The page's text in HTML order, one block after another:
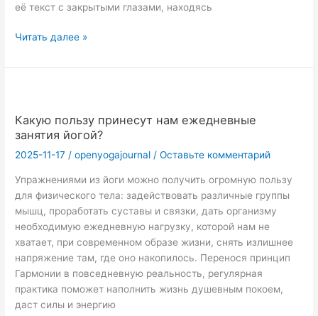
её текст с закрытыми глазами, находясь
ЙОГА_ЦИТАТА:
сам
жить
другим
Читать далее »
Какую пользу принесут нам ежедневные
занятия йогой?
2025-11-17 /openyogajournal /Оставьте комментарий
Упражнениями из йоги можно получить огромную пользу
для физического тела: задействовать различные группы
мышц, проработать суставы и связки, дать организму
необходимую ежедневную нагрузку, которой нам не
хватает, при современном образе жизни, снять излишнее
напряжение там, где оно накопилось. Перенося принцип
Гармонии в повседневную реальность, регулярная
практика поможет наполнить жизнь душевным покоем,
даст силы и энергию